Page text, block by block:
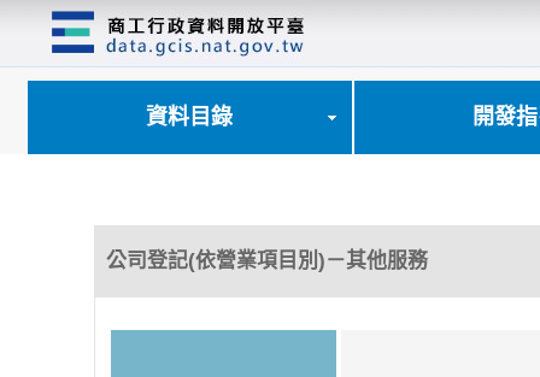
資料目錄 開發
公司登記(依營業項目別)－其他服務